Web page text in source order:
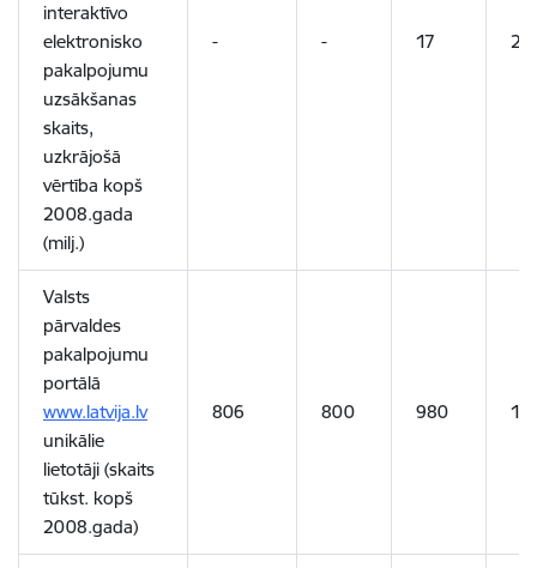
interaktīvo
elektronisko
pakalpojumu
uzsākšanas
skaits,
uzkrājošā
vērtība kopš
2008.gada
(milj.)
- - 17 20
Valsts
pārvaldes
pakalpojumu
portālā
www.latvija.lv
unikālie
lietotāji (skaits
tūkst. kopš
2008.gada)
806 800 980 1